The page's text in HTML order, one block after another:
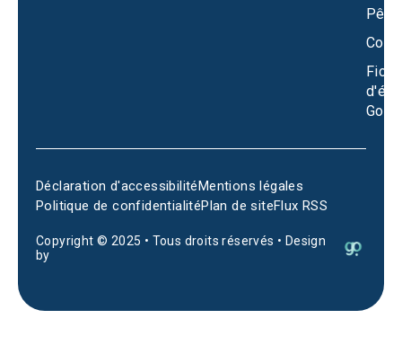
Fiche
Copyright © 2025 • Tous droits réservés • Design
by
Déclaration d'accessibilitéMentions légales
Politique de confidentialitéPlan de siteFlux RSS